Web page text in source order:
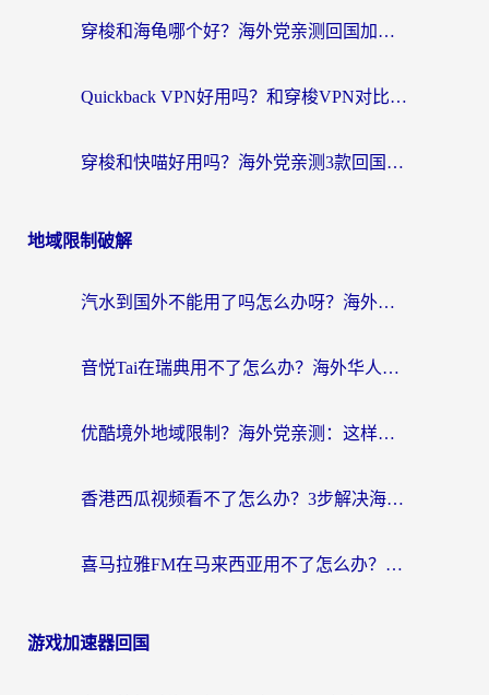
穿梭和海龟哪个好？海外党亲测回国加速器，附电脑免费VPN推荐
Quickback VPN好用吗？和穿梭VPN对比哪个回国效果更好？海外党必看的真实测评与选择指南
穿梭和快喵好用吗？海外党亲测3款回国加速器，附日本回国VPN避坑指南
地域限制破解
汽水到国外不能用了吗怎么办呀？海外党追剧看片的救星在这里！
音悦Tai在瑞典用不了怎么办？海外华人追剧听歌的实用指南
优酷境外地域限制？海外党亲测：这样看国内剧再也不卡（附3个实用场景解决）
香港西瓜视频看不了怎么办？3步解决海外追剧难题，附靠谱加速器推荐
喜马拉雅FM在马来西亚用不了怎么办？海外华人亲测有效的回国加速指南
游戏加速器回国